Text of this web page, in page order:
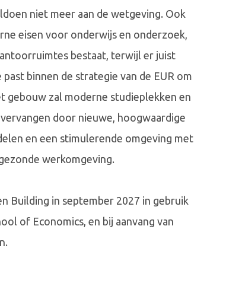
niet meer aan de wetgeving. Ook
eisen voor onderwijs en onderzoek,
bestaat, terwijl er juist
binnen de strategie van de EUR om
gebouw zal moderne studieplekken en
door nieuwe, hoogwaardige
en een stimulerende omgeving met
werkomgeving.
Building in september 2027 in gebruik
of Economics, en bij aanvang van